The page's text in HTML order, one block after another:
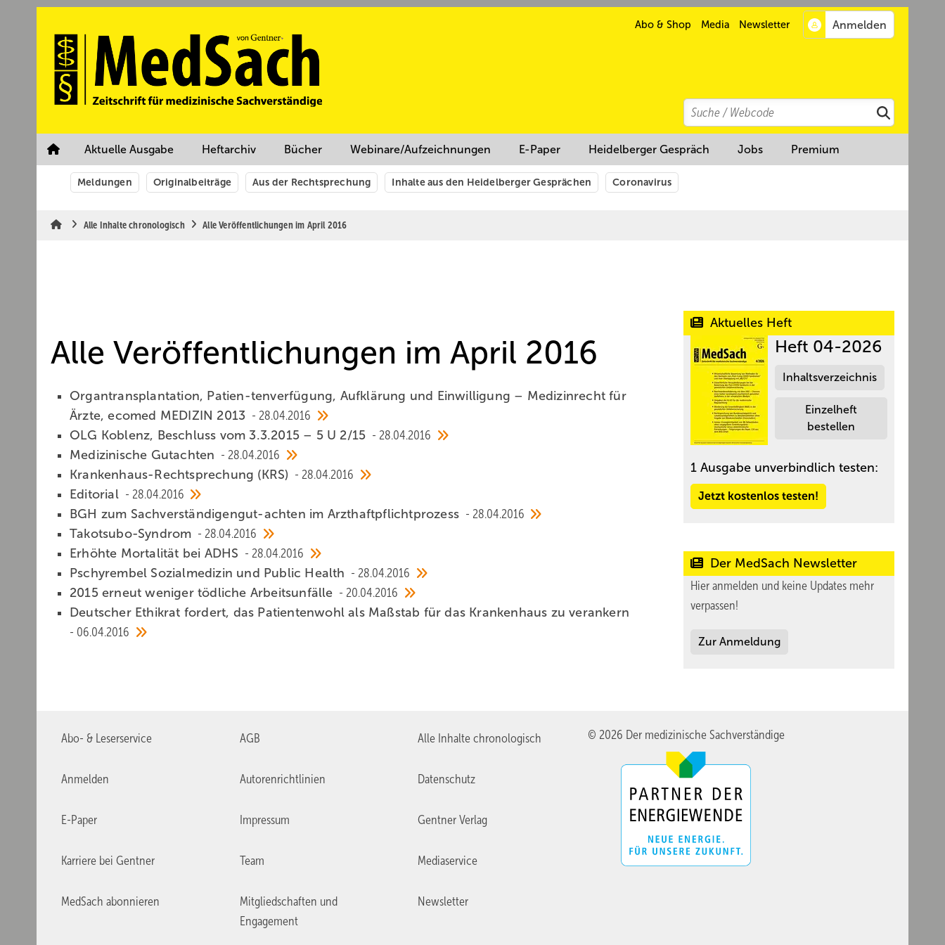
Abo & Shop Media Newsletter
Search
Suchen
Aktuelle Ausgabe Heftarchiv Bücher Webinare/Aufzeichnungen E-Paper Heidelberger Gespräch Jobs Premium
Meldungen Originalbeiträge Aus der Rechtsprechung Inhalte aus den Heidelberger Gesprächen Coronavirus
Alle Inhalte chronologisch Alle Veröffentlichungen im April 2016
Alle Veröffentlichungen im April 2016
Organtransplantation, Patien-tenverfügung, Aufklärung und Einwilligung – Medizinrecht für
Ärzte, ecomed MEDIZIN 2013
28.04.2016
OLG Koblenz, Beschluss vom 3.3.2015 – 5 U 2/15
28.04.2016
Medizinische Gutachten
28.04.2016
Krankenhaus-Rechtsprechung (KRS)
28.04.2016
Editorial
28.04.2016
BGH zum Sachverständigengut-achten im Arzthaftpflichtprozess
28.04.2016
Takotsubo-Syndrom
28.04.2016
Erhöhte Mortalität bei ADHS
28.04.2016
Pschyrembel Sozialmedizin und Public Health
28.04.2016
2015 erneut weniger tödliche Arbeitsunfälle
20.04.2016
Deutscher Ethikrat fordert, das Patientenwohl als Maßstab für das Krankenhaus zu verankern
06.04.2016
Aktuelles Heft
Heft 04-2026
Inhaltsverzeichnis
Einzelheft
bestellen
1 Ausgabe unverbindlich testen:
Jetzt kostenlos testen!
Der MedSach Newsletter
Hier anmelden und keine Updates mehr
verpassen!
Zur Anmeldung
Abo- & Leserservice AGB Alle Inhalte chronologisch
Anmelden Autorenrichtlinien Datenschutz
E-Paper Impressum Gentner Verlag
Karriere bei Gentner Team Mediaservice
MedSach abonnieren
Mitgliedschaften und
Engagement
Newsletter
© 2026 Der medizinische Sachverständige